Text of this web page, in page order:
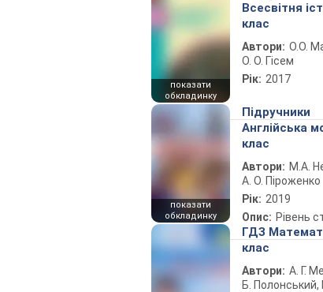
показати
обкладинку
Всесвітня
клас
Автори: О.О.
О. О. Гісем
Рік: 2017
показати
обкладинку
Підручники
Англійська
клас
Автори: М.А.
А. О. Піроженко
Рік: 2019
Опис: Рівень
ГДЗ
клас
Автори: А. Г.
Б. Полонський,